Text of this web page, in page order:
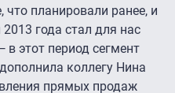
что планировали ранее, и
года стал для нас
этот период сегмент
коллегу Нина
прямых продаж